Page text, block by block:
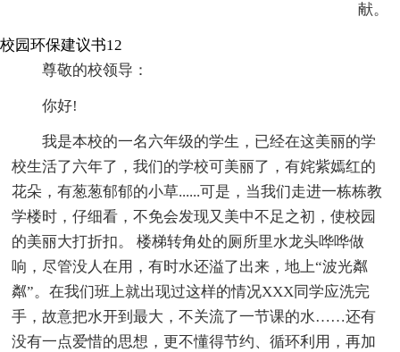
献。
校园环保建议书12
尊敬的校领导：
你好!
我是本校的一名六年级的学生，已经在这美丽的学
校生活了六年了，我们的学校可美丽了，有姹紫嫣红的
花朵，有葱葱郁郁的小草......可是，当我们走进一栋栋教
学楼时，仔细看，不免会发现又美中不足之初，使校园
的美丽大打折扣。 楼梯转角处的厕所里水龙头哗哗做
响，尽管没人在用，有时水还溢了出来，地上“波光粼
粼”。在我们班上就出现过这样的情况XXX同学应洗完
手，故意把水开到最大，不关流了一节课的水……还有
没有一点爱惜的思想，更不懂得节约、循环利用，再加